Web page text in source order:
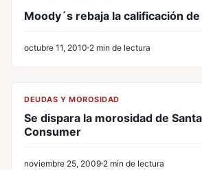
Moody´s rebaja la calificación
octubre 11, 2010 2 min de lectura
DEUDAS Y MOROSIDAD
Se dispara la morosidad de
Consumer
noviembre 25, 2009 2 min de lectura